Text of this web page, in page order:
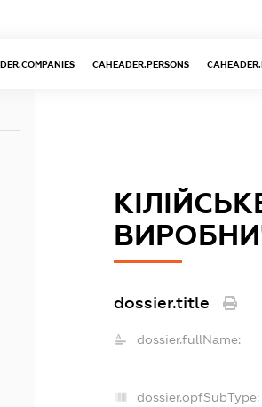
CAHEADER.PERSONS
dossier.title
dossier.fullName:
dossier.opfSubType: